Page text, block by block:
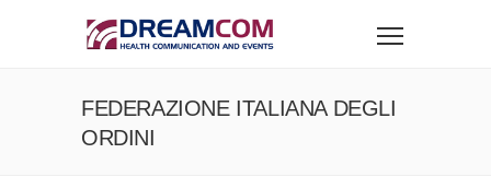
FEDERAZIONE ITALIANA DEGLI
ORDINI